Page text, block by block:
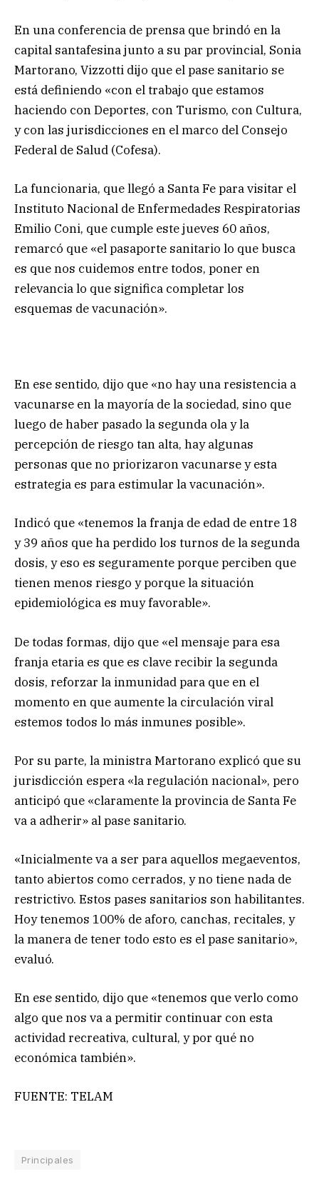
En una conferencia de prensa que brindó en la
capital santafesina junto a su par provincial, Sonia
Martorano, Vizzotti dijo que el pase sanitario se
está definiendo «con el trabajo que estamos
haciendo con Deportes, con Turismo, con Cultura,
y con las jurisdicciones en el marco del Consejo
Federal de Salud (Cofesa).
La funcionaria, que llegó a Santa Fe para visitar el
Instituto Nacional de Enfermedades Respiratorias
Emilio Coni, que cumple este jueves 60 años,
remarcó que «el pasaporte sanitario lo que busca
es que nos cuidemos entre todos, poner en
relevancia lo que significa completar los
esquemas de vacunación».
En ese sentido, dijo que «no hay una resistencia a
vacunarse en la mayoría de la sociedad, sino que
luego de haber pasado la segunda ola y la
percepción de riesgo tan alta, hay algunas
personas que no priorizaron vacunarse y esta
estrategia es para estimular la vacunación».
Indicó que «tenemos la franja de edad de entre 18
y 39 años que ha perdido los turnos de la segunda
dosis, y eso es seguramente porque perciben que
tienen menos riesgo y porque la situación
epidemiológica es muy favorable».
De todas formas, dijo que «el mensaje para esa
franja etaria es que es clave recibir la segunda
dosis, reforzar la inmunidad para que en el
momento en que aumente la circulación viral
estemos todos lo más inmunes posible».
Por su parte, la ministra Martorano explicó que su
jurisdicción espera «la regulación nacional», pero
anticipó que «claramente la provincia de Santa Fe
va a adherir» al pase sanitario.
«Inicialmente va a ser para aquellos megaeventos,
tanto abiertos como cerrados, y no tiene nada de
restrictivo. Estos pases sanitarios son habilitantes.
Hoy tenemos 100% de aforo, canchas, recitales, y
la manera de tener todo esto es el pase sanitario»,
evaluó.
En ese sentido, dijo que «tenemos que verlo como
algo que nos va a permitir continuar con esta
actividad recreativa, cultural, y por qué no
económica también».
FUENTE: TELAM
Principales